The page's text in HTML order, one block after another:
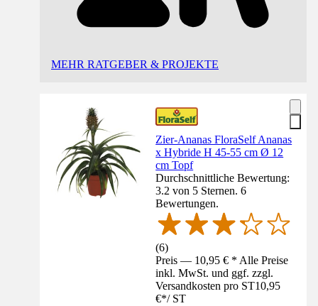
MEHR RATGEBER & PROJEKTE
Zier-Ananas FloraSelf Ananas
x Hybride H 45-55 cm Ø 12
cm Topf
Durchschnittliche Bewertung:
3.2 von 5 Sternen. 6
Bewertungen.
(6)
Preis — 10,95 € * Alle Preise
inkl. MwSt. und ggf. zzgl.
Versandkosten pro ST10,95
€*/ ST